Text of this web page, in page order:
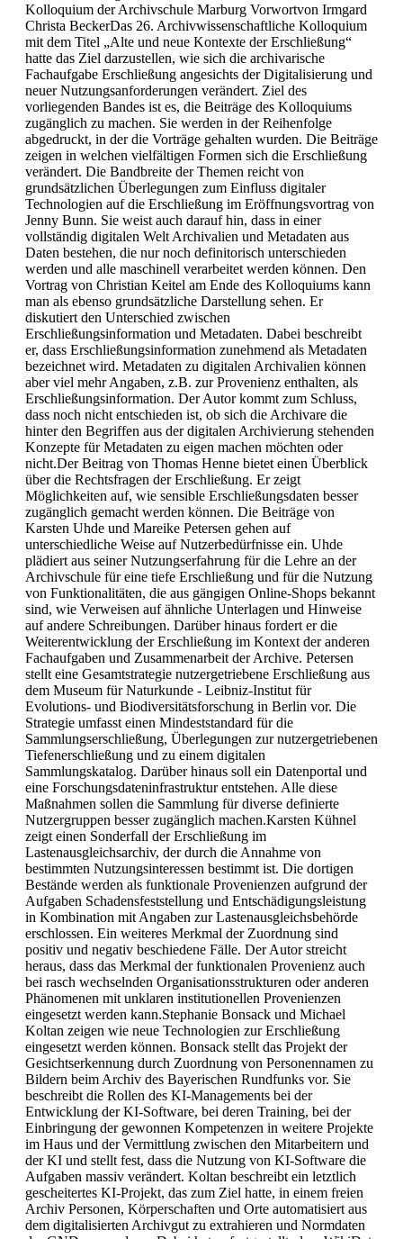
Kolloquium der Archivschule Marburg Vorwortvon Irmgard
Christa BeckerDas 26. Archivwissenschaftliche Kolloquium
mit dem Titel „Alte und neue Kontexte der Erschließung“
hatte das Ziel darzustellen, wie sich die archivarische
Fachaufgabe Erschließung angesichts der Digitalisierung und
neuer Nutzungsanforderungen verändert. Ziel des
vorliegenden Bandes ist es, die Beiträge des Kolloquiums
zugänglich zu machen. Sie werden in der Reihenfolge
abgedruckt, in der die Vorträge gehalten wurden. Die Beiträge
zeigen in welchen vielfältigen Formen sich die Erschließung
verändert. Die Bandbreite der Themen reicht von
grundsätzlichen Überlegungen zum Einfluss digitaler
Technologien auf die Erschließung im Eröffnungsvortrag von
Jenny Bunn. Sie weist auch darauf hin, dass in einer
vollständig digitalen Welt Archivalien und Metadaten aus
Daten bestehen, die nur noch definitorisch unterschieden
werden und alle maschinell verarbeitet werden können. Den
Vortrag von Christian Keitel am Ende des Kolloquiums kann
man als ebenso grundsätzliche Darstellung sehen. Er
diskutiert den Unterschied zwischen
Erschließungsinformation und Metadaten. Dabei beschreibt
er, dass Erschließungsinformation zunehmend als Metadaten
bezeichnet wird. Metadaten zu digitalen Archivalien können
aber viel mehr Angaben, z.B. zur Provenienz enthalten, als
Erschließungsinformation. Der Autor kommt zum Schluss,
dass noch nicht entschieden ist, ob sich die Archivare die
hinter den Begriffen aus der digitalen Archivierung stehenden
Konzepte für Metadaten zu eigen machen möchten oder
nicht.Der Beitrag von Thomas Henne bietet einen Überblick
über die Rechtsfragen der Erschließung. Er zeigt
Möglichkeiten auf, wie sensible Erschließungsdaten besser
zugänglich gemacht werden können. Die Beiträge von
Karsten Uhde und Mareike Petersen gehen auf
unterschiedliche Weise auf Nutzerbedürfnisse ein. Uhde
plädiert aus seiner Nutzungserfahrung für die Lehre an der
Archivschule für eine tiefe Erschließung und für die Nutzung
von Funktionalitäten, die aus gängigen Online-Shops bekannt
sind, wie Verweisen auf ähnliche Unterlagen und Hinweise
auf andere Schreibungen. Darüber hinaus fordert er die
Weiterentwicklung der Erschließung im Kontext der anderen
Fachaufgaben und Zusammenarbeit der Archive. Petersen
stellt eine Gesamtstrategie nutzergetriebene Erschließung aus
dem Museum für Naturkunde - Leibniz-Institut für
Evolutions- und Biodiversitätsforschung in Berlin vor. Die
Strategie umfasst einen Mindeststandard für die
Sammlungserschließung, Überlegungen zur nutzergetriebenen
Tiefenerschließung und zu einem digitalen
Sammlungskatalog. Darüber hinaus soll ein Datenportal und
eine Forschungsdateninfrastruktur entstehen. Alle diese
Maßnahmen sollen die Sammlung für diverse definierte
Nutzergruppen besser zugänglich machen.Karsten Kühnel
zeigt einen Sonderfall der Erschließung im
Lastenausgleichsarchiv, der durch die Annahme von
bestimmten Nutzungsinteressen bestimmt ist. Die dortigen
Bestände werden als funktionale Provenienzen aufgrund der
Aufgaben Schadensfeststellung und Entschädigungsleistung
in Kombination mit Angaben zur Lastenausgleichsbehörde
erschlossen. Ein weiteres Merkmal der Zuordnung sind
positiv und negativ beschiedene Fälle. Der Autor streicht
heraus, dass das Merkmal der funktionalen Provenienz auch
bei rasch wechselnden Organisationsstrukturen oder anderen
Phänomenen mit unklaren institutionellen Provenienzen
eingesetzt werden kann.Stephanie Bonsack und Michael
Koltan zeigen wie neue Technologien zur Erschließung
eingesetzt werden können. Bonsack stellt das Projekt der
Gesichtserkennung durch Zuordnung von Personennamen zu
Bildern beim Archiv des Bayerischen Rundfunks vor. Sie
beschreibt die Rollen des KI-Managements bei der
Entwicklung der KI-Software, bei deren Training, bei der
Einbringung der gewonnen Kompetenzen in weitere Projekte
im Haus und der Vermittlung zwischen den Mitarbeitern und
der KI und stellt fest, dass die Nutzung von KI-Software die
Aufgaben massiv verändert. Koltan beschreibt ein letztlich
gescheitertes KI-Projekt, das zum Ziel hatte, in einem freien
Archiv Personen, Körperschaften und Orte automatisiert aus
dem digitalisierten Archivgut zu extrahieren und Normdaten